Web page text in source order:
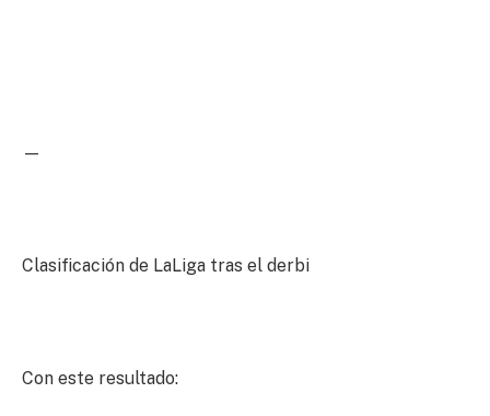
—
Clasificación de LaLiga tras el derbi
Con este resultado: